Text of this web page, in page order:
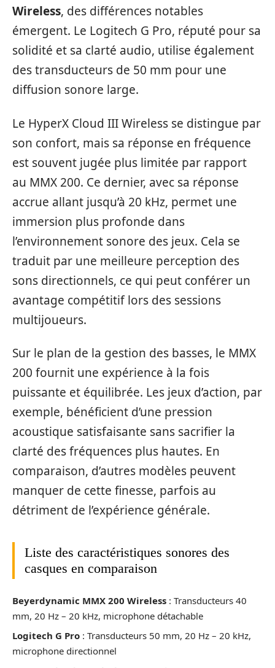
Wireless, des différences notables
émergent. Le Logitech G Pro, réputé pour sa
solidité et sa clarté audio, utilise également
des transducteurs de 50 mm pour une
diffusion sonore large.
Le HyperX Cloud III Wireless se distingue par
son confort, mais sa réponse en fréquence
est souvent jugée plus limitée par rapport
au MMX 200. Ce dernier, avec sa réponse
accrue allant jusqu’à 20 kHz, permet une
immersion plus profonde dans
l’environnement sonore des jeux. Cela se
traduit par une meilleure perception des
sons directionnels, ce qui peut conférer un
avantage compétitif lors des sessions
multijoueurs.
Sur le plan de la gestion des basses, le MMX
200 fournit une expérience à la fois
puissante et équilibrée. Les jeux d’action, par
exemple, bénéficient d’une pression
acoustique satisfaisante sans sacrifier la
clarté des fréquences plus hautes. En
comparaison, d’autres modèles peuvent
manquer de cette finesse, parfois au
détriment de l’expérience générale.
Liste des caractéristiques sonores des
casques en comparaison
Beyerdynamic MMX 200 Wireless : Transducteurs 40
mm, 20 Hz – 20 kHz, microphone détachable
Logitech G Pro : Transducteurs 50 mm, 20 Hz – 20 kHz,
microphone directionnel